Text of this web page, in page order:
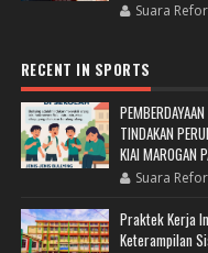
Suara
RECENT IN SPORTS
TINDAKAN
KIAI MAROGAN
Suara
Praktek Kerja
Keterampilan